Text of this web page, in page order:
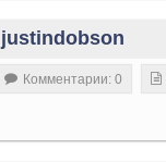
justindobson
Комментарии: 0